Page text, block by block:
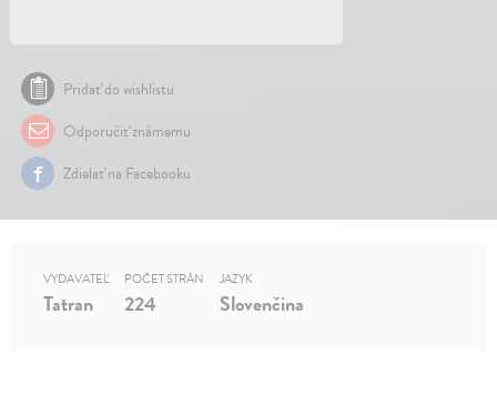
Pridať do wishlistu
Odporučiť známemu
Zdielať na Facebooku
VYDAVATEĽ
Tatran
POČET STRÁN
224
JAZYK
Slovenčina